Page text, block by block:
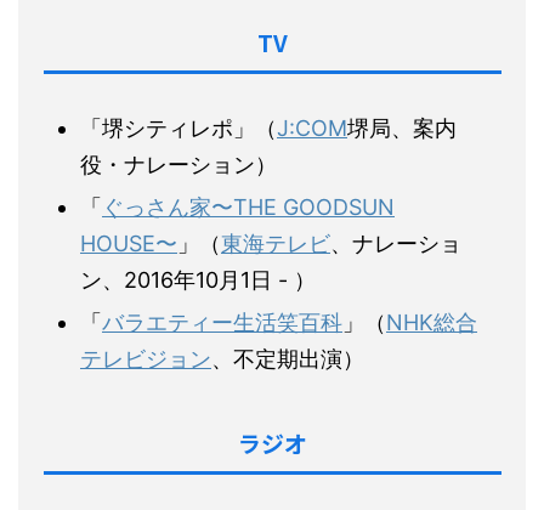
TV
「堺シティレポ」（J:COM堺局、案内
役・ナレーション）
「 ぐっさん家〜THE GOODSUN
HOUSE〜 」（東海テレビ、ナレーショ
ン、2016年10月1日 - ）
「バラエティー生活笑百科 」（NHK総合
テレビジョン、不定期出演）
ラジオ